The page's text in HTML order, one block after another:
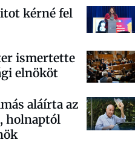
kérné fel
ismertette
elnököt
aláírta az
holnaptól